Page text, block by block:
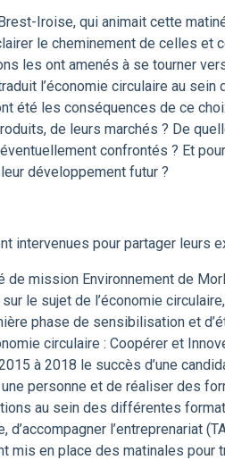
Iroise, qui animait cette
le cheminement de celles et
les ont amenés à se tourner
l’économie circulaire au
été les conséquences de ce
de leurs marchés ? De
confrontés ? Et
développement futur ?
intervenues pour partager leurs
de mission Environnement de
le sujet de l’économie
phase de sensibilisation et
circulaire : Coopérer et
à 2018 le succès d’une
une personne et de réaliser des
au sein des différentes
l’entreprenariat
mis en place des matinales